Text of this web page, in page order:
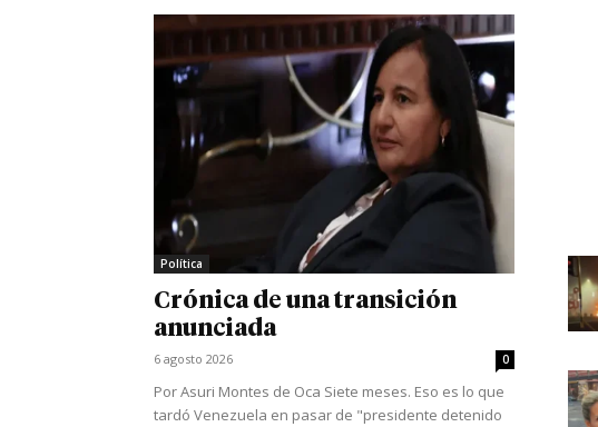
Política
Crónica de una transición
anunciada
6 agosto 2026 0
Por Asuri Montes de Oca Siete meses. Eso es lo que
tardó Venezuela en pasar de "presidente detenido